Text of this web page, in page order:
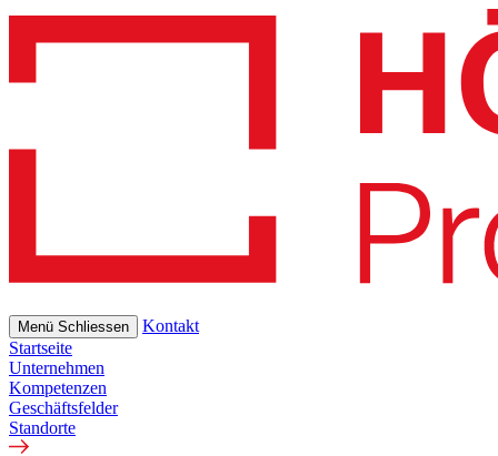
Skip
content
Menü Schliessen
Kontakt
Startseite
Unternehmen
Kompetenzen
Geschäftsfelder
Standorte